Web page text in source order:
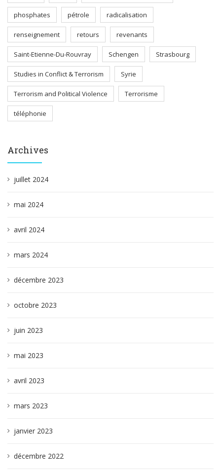
phosphates pétrole radicalisation
renseignement retours revenants
Saint-Etienne-Du-Rouvray Schengen Strasbourg
Studies in Conflict & Terrorism Syrie
Terrorism and Political Violence Terrorisme
téléphonie
Archives
juillet 2024
mai 2024
avril 2024
mars 2024
décembre 2023
octobre 2023
juin 2023
mai 2023
avril 2023
mars 2023
janvier 2023
décembre 2022